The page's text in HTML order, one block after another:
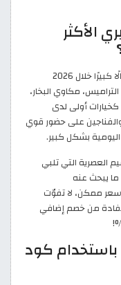
الأكثر
تشهد منتجات مختارة من السيف غاليري إقبالًا كبيرًا خلال 2026
مكاوي البخار،
كخيارات أولى لدى
على حضور قوي
بشكل كبير.
العصرية التي تلبي
ما يبحث عنه
ممكن، لا تفوّت
من خصم إضافي
كود